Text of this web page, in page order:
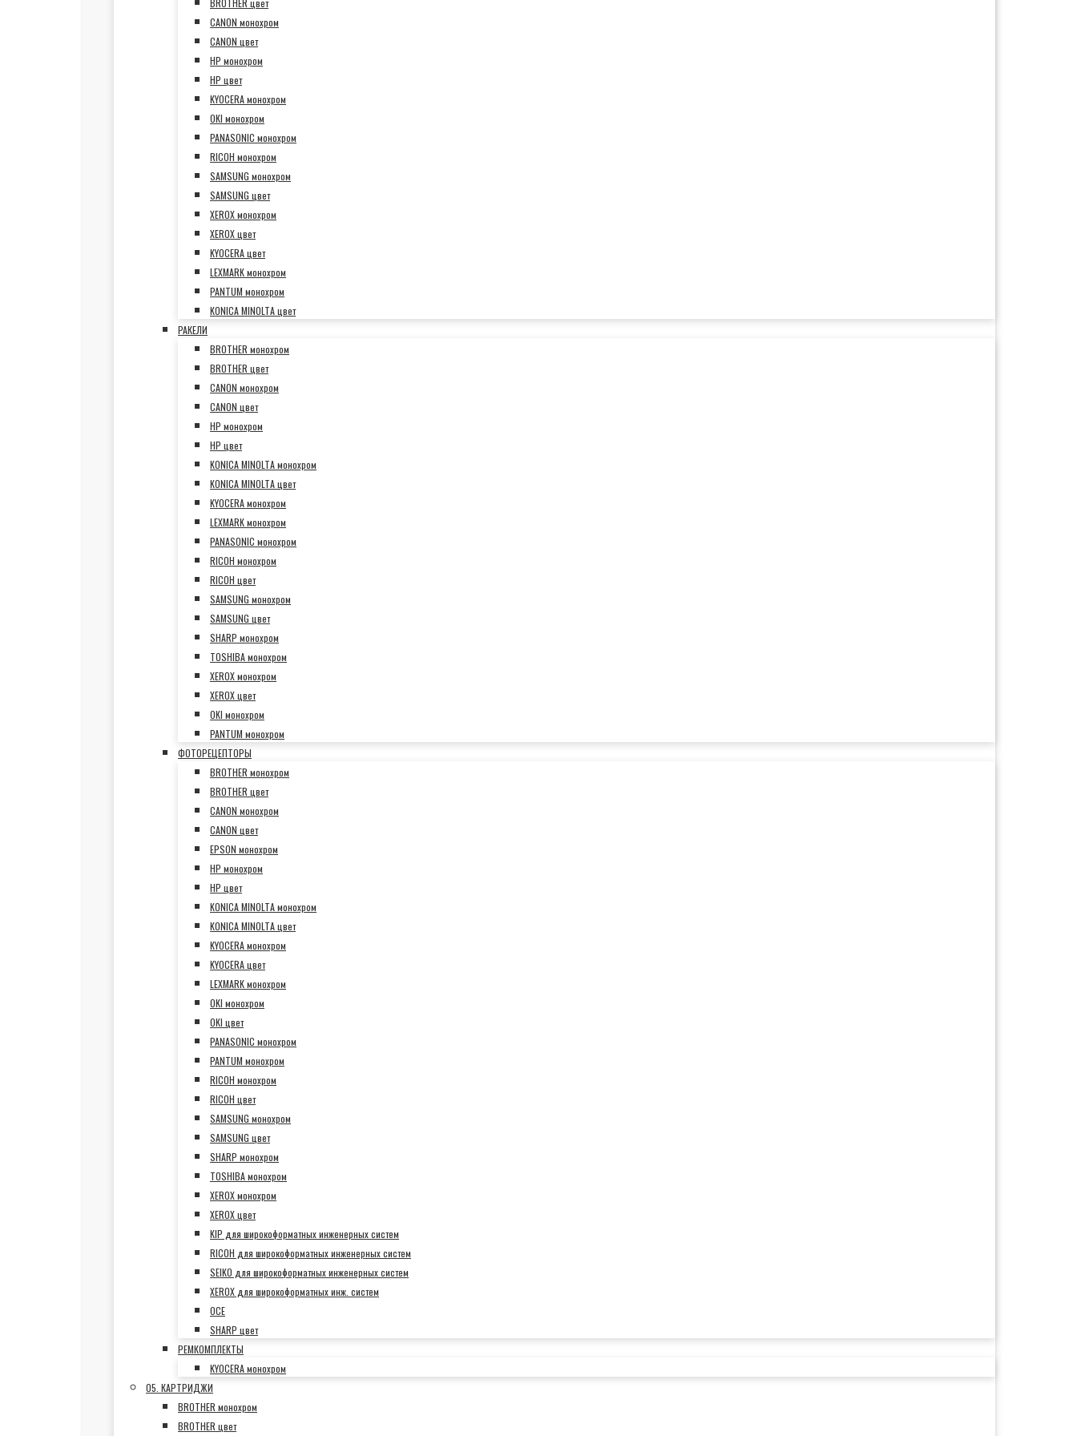
BROTHER цвет
CANON монохром
CANON цвет
HP монохром
HP цвет
KYOCERA монохром
OKI монохром
PANASONIC монохром
RICOH монохром
SAMSUNG монохром
SAMSUNG цвет
XEROX монохром
XEROX цвет
KYOCERA цвет
LEXMARK монохром
PANTUM монохром
KONICA MINOLTA цвет
РАКЕЛИ
BROTHER монохром
BROTHER цвет
CANON монохром
CANON цвет
HP монохром
HP цвет
KONICA MINOLTA монохром
KONICA MINOLTA цвет
KYOCERA монохром
LEXMARK монохром
PANASONIC монохром
RICOH монохром
RICOH цвет
SAMSUNG монохром
SAMSUNG цвет
SHARP монохром
TOSHIBA монохром
XEROX монохром
XEROX цвет
OKI монохром
PANTUM монохром
ФОТОРЕЦЕПТОРЫ
BROTHER монохром
BROTHER цвет
CANON монохром
CANON цвет
EPSON монохром
HP монохром
HP цвет
KONICA MINOLTA монохром
KONICA MINOLTA цвет
KYOCERA монохром
KYOCERA цвет
LEXMARK монохром
OKI монохром
OKI цвет
PANASONIC монохром
PANTUM монохром
RICOH монохром
RICOH цвет
SAMSUNG монохром
SAMSUNG цвет
SHARP монохром
TOSHIBA монохром
XEROX монохром
XEROX цвет
KIP для широкоформатных инженерных систем
RICOH для широкоформатных инженерных систем
SEIKO для широкоформатных инженерных систем
XEROX для широкоформатных инж. систем
OCE
SHARP цвет
РЕМКОМПЛЕКТЫ
KYOCERA монохром
05. КАРТРИДЖИ
BROTHER монохром
BROTHER цвет